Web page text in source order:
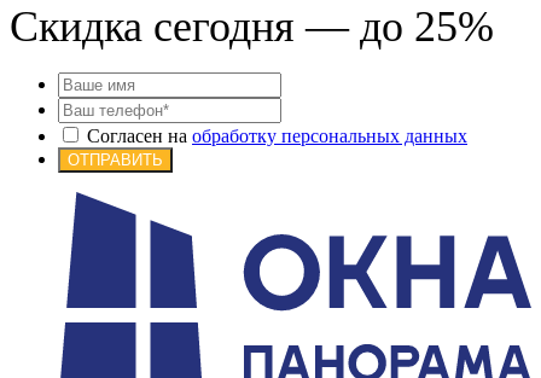
Скидка сегодня — до 25%
Согласен на обработку персональных данных
ОТПРАВИТЬ